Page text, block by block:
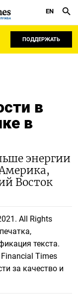
EN
ПОДДЕРЖАТЬ
в
в
энергии
Восток
All Rights
текста.
Times
за качество и